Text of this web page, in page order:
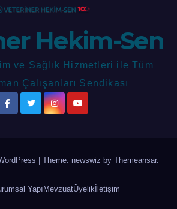
Hekim-Sen
ve Sağlık Hizmetleri ile Tüm
Çalışanları Sendikası
Theme: newswiz by Themeansar.
Yapı MevzuatÜyelik İletişim